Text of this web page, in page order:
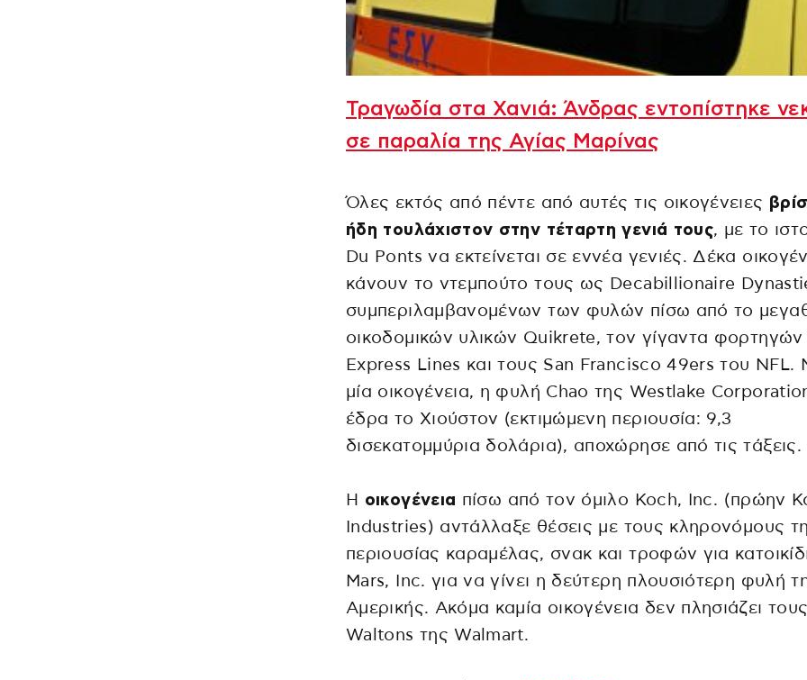
Τραγωδία στα Χανιά: Άνδρας εντοπίστηκε
σε παραλία της Αγίας Μαρίνας
Όλες εκτός από πέντε από αυτές τις οικογένειες
ήδη τουλάχιστον στην τέταρτη γενιά τους, με το
Du Ponts να εκτείνεται σε εννέα γενιές. Δέκα
κάνουν το ντεμπούτο τους ως Decabillionaire
συμπεριλαμβανομένων των φυλών πίσω από το
οικοδομικών υλικών Quikrete, τον γίγαντα φορτηγών
Express Lines και τους San Francisco 49ers του NFL.
μία οικογένεια, η φυλή Chao της Westlake
έδρα το Χιούστον (εκτιμώμενη περιουσία: 9,3
δισεκατομμύρια δολάρια), αποχώρησε από τις τάξεις.
Η οικογένεια πίσω από τον όμιλο Koch, Inc. (πρώην
Industries) αντάλλαξε θέσεις με τους κληρονόμους
περιουσίας καραμέλας, σνακ και τροφών για
Mars, Inc. για να γίνει η δεύτερη πλουσιότερη φυλή
Αμερικής. Ακόμα καμία οικογένεια δεν πλησιάζει τους
Waltons της Walmart.